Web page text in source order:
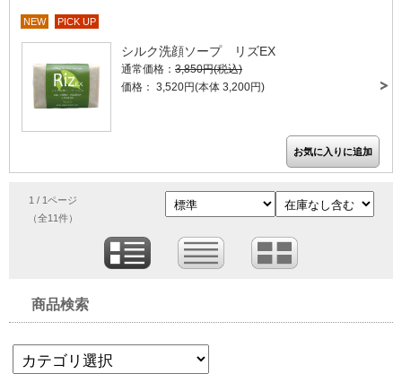
NEW PICK UP
シルク洗顔ソープ リズEX
通常価格： 3,850円(税込)
価格： 3,520円(本体 3,200円)
1 / 1ページ
（全11件）
商品検索